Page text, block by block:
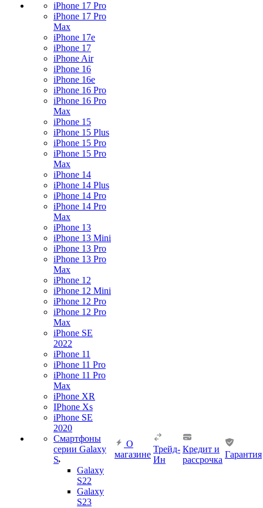
iPhone 17 Pro
iPhone 17 Pro
Max
iPhone 17e
iPhone 17
iPhone Air
iPhone 16
iPhone 16e
iPhone 16 Pro
iPhone 16 Pro
Max
iPhone 15
iPhone 15 Plus
iPhone 15 Pro
iPhone 15 Pro
Max
iPhone 14
iPhone 14 Plus
iPhone 14 Pro
iPhone 14 Pro
Max
iPhone 13
iPhone 13 Mini
iPhone 13 Pro
iPhone 13 Pro
Max
iPhone 12
iPhone 12 Mini
iPhone 12 Pro
iPhone 12 Pro
Max
iPhone SE
2022
iPhone 11
iPhone 11 Pro
iPhone 11 Pro
Max
iPhone XR
IPhone Xs
iPhone SE
2020
Смартфоны
серии Galaxy
S
Galaxy
S22
Galaxy
S23
О
магазине
Трейд-
Ин
Кредит и
рассрочка
Гарантия